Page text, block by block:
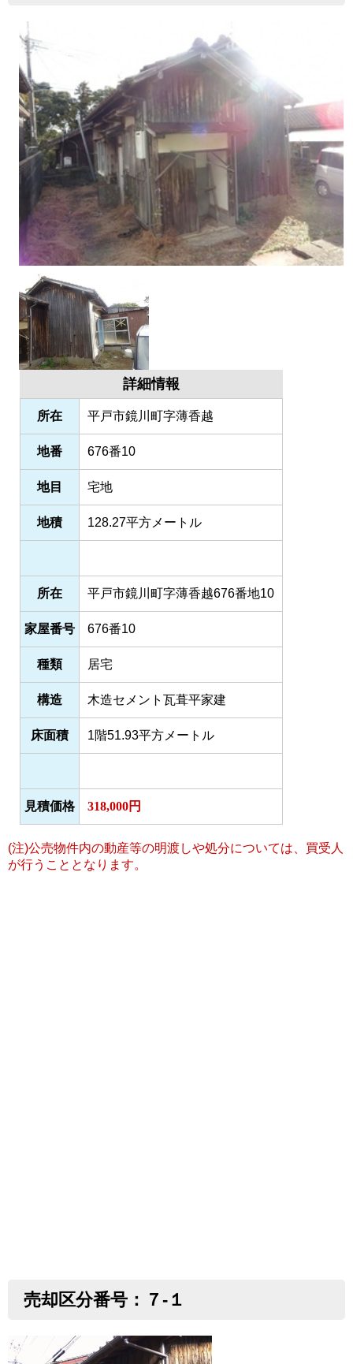
詳細情報
所在 平戸市鏡川町字薄香越
地番 676番10
地目 宅地
地積 128.27平方メートル
所在 平戸市鏡川町字薄香越676番地10
家屋番号 676番10
種類 居宅
構造 木造セメント瓦葺平家建
床面積 1階51.93平方メートル
見積価格 318,000円
(注)公売物件内の動産等の明渡しや処分については、買受人
が行うこととなります。
売却区分番号：７-１